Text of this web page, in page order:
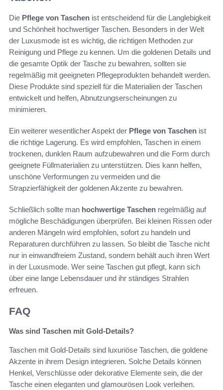
Die Pflege von Taschen ist entscheidend für die Langlebigkeit
und Schönheit hochwertiger Taschen. Besonders in der Welt
der Luxusmode ist es wichtig, die richtigen Methoden zur
Reinigung und Pflege zu kennen. Um die goldenen Details und
die gesamte Optik der Tasche zu bewahren, sollten sie
regelmäßig mit geeigneten Pflegeprodukten behandelt werden.
Diese Produkte sind speziell für die Materialien der Taschen
entwickelt und helfen, Abnutzungserscheinungen zu
minimieren.
Ein weiterer wesentlicher Aspekt der Pflege von Taschen ist
die richtige Lagerung. Es wird empfohlen, Taschen in einem
trockenen, dunklen Raum aufzubewahren und die Form durch
geeignete Füllmaterialien zu unterstützen. Dies kann helfen,
unschöne Verformungen zu vermeiden und die
Strapzierfähigkeit der goldenen Akzente zu bewahren.
Schließlich sollte man hochwertige Taschen regelmäßig auf
mögliche Beschädigungen überprüfen. Bei kleinen Rissen oder
anderen Mängeln wird empfohlen, sofort zu handeln und
Reparaturen durchführen zu lassen. So bleibt die Tasche nicht
nur in einwandfreiem Zustand, sondern behält auch ihren Wert
in der Luxusmode. Wer seine Taschen gut pflegt, kann sich
über eine lange Lebensdauer und ihr ständiges Strahlen
erfreuen.
FAQ
Was sind Taschen mit Gold-Details?
Taschen mit Gold-Details sind luxuriöse Taschen, die goldene
Akzente in ihrem Design integrieren. Solche Details können
Henkel, Verschlüsse oder dekorative Elemente sein, die der
Tasche einen eleganten und glamourösen Look verleihen.